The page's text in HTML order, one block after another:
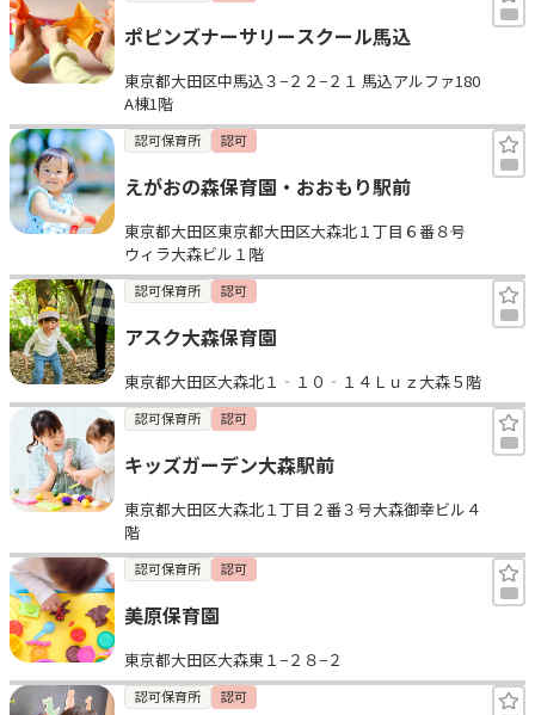
ポピンズナーサリースクール馬込
東京都大田区中馬込３−２２−２１ 馬込アルファ180
A棟1階
認可保育所 認可
えがおの森保育園・おおもり駅前
東京都大田区東京都大田区大森北１丁目６番８号
ウィラ大森ビル１階
認可保育所 認可
アスク大森保育園
東京都大田区大森北１‐１０‐１４Ｌｕｚ大森５階
認可保育所 認可
キッズガーデン大森駅前
東京都大田区大森北１丁目２番３号大森御幸ビル４
階
認可保育所 認可
美原保育園
東京都大田区大森東１−２８−２
認可保育所 認可